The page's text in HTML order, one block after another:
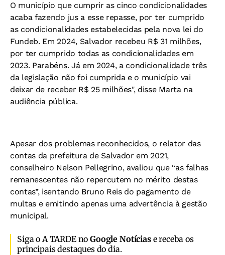
O município que cumprir as cinco condicionalidades
acaba fazendo jus a esse repasse, por ter cumprido
as condicionalidades estabelecidas pela nova lei do
Fundeb. Em 2024, Salvador recebeu R$ 31 milhões,
por ter cumprido todas as condicionalidades em
2023. Parabéns. Já em 2024, a condicionalidade três
da legislação não foi cumprida e o município vai
deixar de receber R$ 25 milhões", disse Marta na
audiência pública.
Apesar dos problemas reconhecidos, o relator das
contas da prefeitura de Salvador em 2021,
conselheiro Nelson Pellegrino, avaliou que “as falhas
remanescentes não repercutem no mérito destas
contas”, isentando Bruno Reis do pagamento de
multas e emitindo apenas uma advertência à gestão
municipal.
Siga o A TARDE noGoogle Notíciase receba os
principais destaques do dia.